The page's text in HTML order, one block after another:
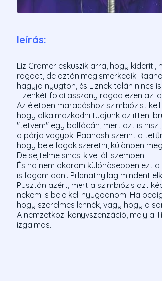
leírás:
Liz Cramer esküszik arra, hogy
ragadt, de aztán megismerkedik
hagyja nyugton, és Liznek talán nincs
Tizenkét földi asszony ragad ezen az
Az életben maradáshoz szimbiózist
hogy alkalmazkodni tudjunk az itteni
"tetvem" egy balfácán, mert azt is
a párja vagyok. Raahosh szerint a
hogy bele fogok szeretni, különben
De sejtelme sincs, kivel áll szemben!
És ha nem akarom különösebben ezt
is fogom adni. Pillanatnyilag mindent
Pusztán azért, mert a szimbiózis azt
nekem is bele kell nyugodnom. Ha
hogy szerelmes lennék, vagy hogy a
A nemzetközi könyvszenzáció, mely a
izgalmas.